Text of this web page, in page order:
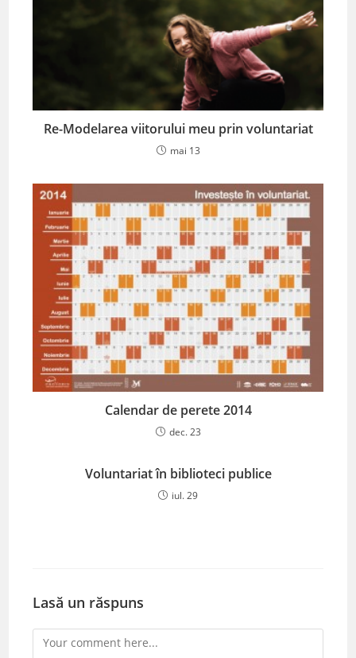
Re-Modelarea viitorului meu prin voluntariat
mai 13
Calendar de perete 2014
dec. 23
Voluntariat în biblioteci publice
iul. 29
Lasă un răspuns
Comment